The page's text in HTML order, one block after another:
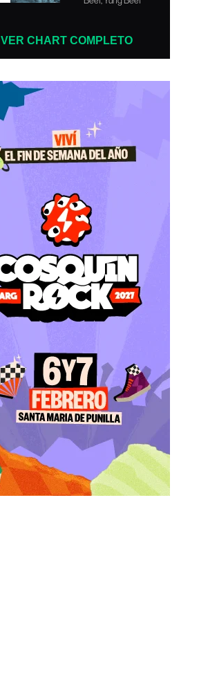
VER CHART COMPLETO